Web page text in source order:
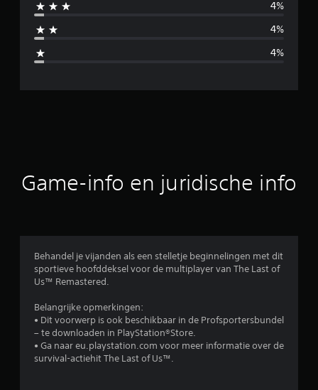
l
b
o
o
4%
4%
4%
Game-info en juridische info
Behandel je vijanden als een stelletje beginnelingen met dit
sportieve hoofddeksel voor de multiplayer van The Last of
Us™ Remastered.
Belangrijke opmerkingen:
• Dit voorwerp is ook beschikbaar in de Profsportersbundel
– te downloaden in PlayStation®Store.
• Ga naar eu.playstation.com voor meer informatie over de
survival-actiehit The Last of Us™.